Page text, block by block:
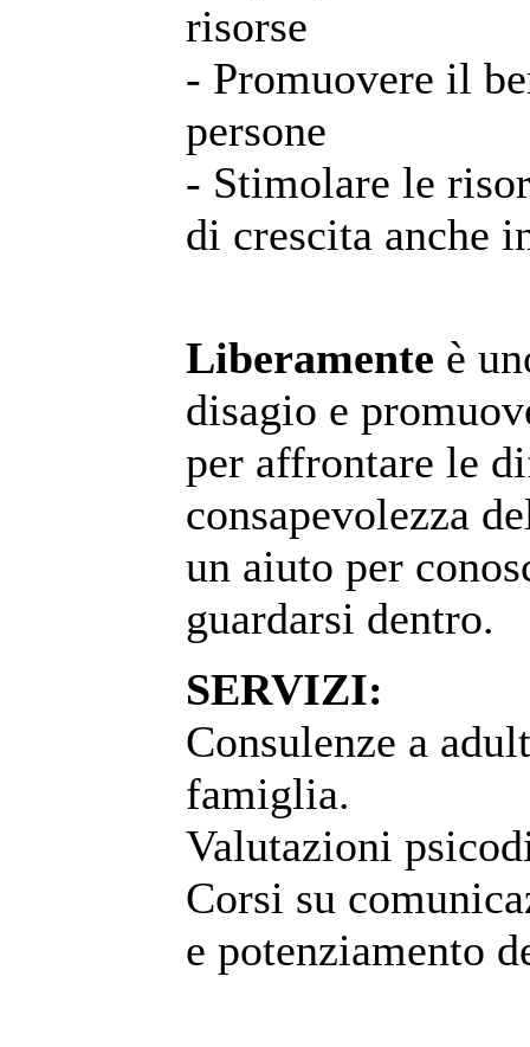
risorse
- Promuovere il
persone
- Stimolare le
di crescita anche
Liberamente è
disagio e
per affrontare le
consapevolezza
un aiuto per
guardarsi dentro.
SERVIZI:
Consulenze a
famiglia.
Valutazioni
Corsi su
e potenziamento